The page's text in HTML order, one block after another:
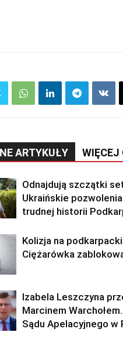
ARTYKUŁY WIĘCEJ
Odnajdują szczątki
Ukraińskie
trudnej historii
Kolizja na
Ciężarówka
Izabela Leszczyna
Marcinem
Sądu Apelacyjnego w